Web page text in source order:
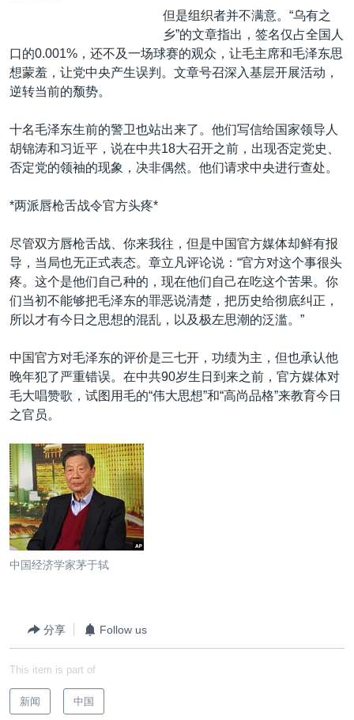
但是组织者并不满意。“乌有之
乡”的文章指出，签名仅占全国人
口的0.001%，还不及一场球赛的观众，让毛主席和毛泽东思
想蒙羞，让党中央产生误判。文章号召深入基层开展活动，
逆转当前的颓势。
十名毛泽东生前的警卫也站出来了。他们写信给国家领导人
胡锦涛和习近平，说在中共18大召开之前，出现否定党史、
否定党的领袖的现象，决非偶然。他们请求中央进行查处。
*两派唇枪舌战令官方头疼*
尽管双方唇枪舌战、你来我往，但是中国官方媒体却鲜有报
导，当局也无正式表态。章立凡评论说：“官方对这个事很头
疼。这个是他们自己种的，现在他们自己在吃这个苦果。你
们当初不能够把毛泽东的罪恶说清楚，把历史给彻底纠正，
所以才有今日之思想的混乱，以及极左思潮的泛滥。”
中国官方对毛泽东的评价是三七开，功绩为主，但也承认他
晚年犯了严重错误。在中共90岁生日到来之前，官方媒体对
毛大唱赞歌，试图用毛的“伟大思想”和“高尚品格”来教育今日
之官员。
中国经济学家茅于轼
分享 Follow us
This item is part of
新闻 中国